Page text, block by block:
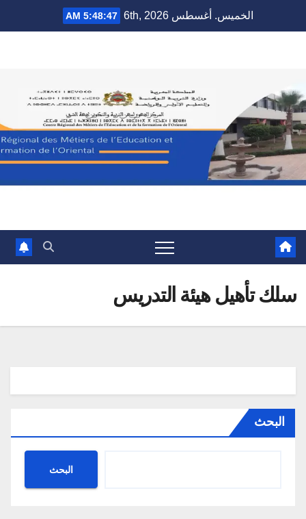
to
الخميس. أغسطس 6th, 2026 5:48:48 AM
سلك تأهيل هيئة التدريس
البحث
البحث